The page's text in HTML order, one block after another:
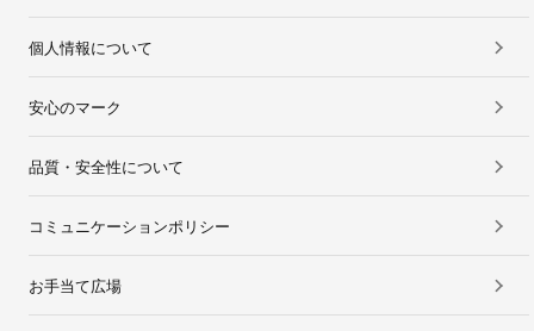
個人情報について
安心のマーク
品質・安全性について
コミュニケーションポリシー
お手当て広場